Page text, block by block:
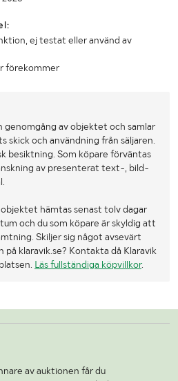
ej testat eller använd av
förekommer
genomgång av objektet och samlar
och användning från säljaren.
besiktning. Som köpare förväntas
av presenterat text-, bild-
hämtas senast tolv dagar
och du som köpare är skyldig att
Skiljer sig något avsevärt
klaravik.se? Kontakta då Klaravik
Läs fullständiga köpvillkor.
av auktionen får du